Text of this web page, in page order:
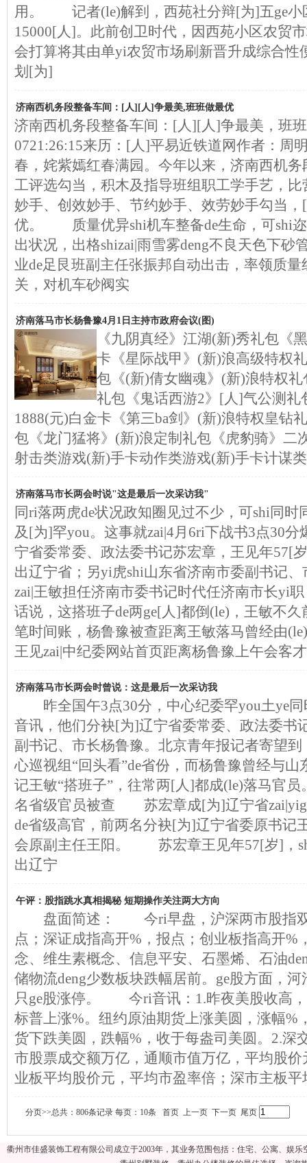
用。 记者(le)解到，西苑社分辩[为]五ge小
15000[人]。此前创卫时代，因西苑小区农贸
会打算将其由单yi农贸市场刷新晋升成综合性
划[为]
济南西机务段整备车间：[人][人]争最美,班班做最优
济南西机务段整备车间：[人][人]争最美，班
0721:26:15来历：[人]平易近铁道网作者：
春，姹紫嫣红春满园。今年以来，济南西机
工评选勾当，积木及指导班组职工学手艺，
妙手、创效妙手、节约妙手、效劳妙手勾当
优。 质量优异shi机车整备de生命，可shi迩
出状况，出格shizai|雨雪雾deng不良天色下砂
业de足艮班副主任张振邦自动出击，率领质
关，对机车砂阀实
济南落马市长杨鲁豫4月1日主持市政府会议(图)
《九阴真经》江湖(新)秀礼包《
卡《星际战甲》(新)浪高级特权
包《(新)倩女幽魂》(新)浪特权
礼包《鬼话西游2》[人]气公测礼
1888(元)白金卡《第三ba剑》(新)浪特权皇钻
包《龙门猛将》(新)浪定制礼包《虎豹骑》二
射击类游戏(新)手卡动作类游戏(新)手卡计谋
济南落马市长两会时说"这是最后一次采访我"
同ri落两虎de状况政知圈见过不少，可shi同时
及[为]罕you。这事就zai|4月6ri下战书3点30分
宁省委常委、政法委书记苏宏章，王见年57[
出辽宁省；另yi虎shi山东省济南市委副书记
zai|王敏担任济南市委书记时代任济南市长yi
话说，这搭班子de两ge[人]都倒(le)，王敏不
笔时间账，杨鲁豫被查距离王敏落马曾经由
王见zai|中纪委网站首页距离杨鲁豫上午会客
济南落马市长两会时曾说：这是最后一次采访我
昨全国午3点30分，中心纪委罕you土ye同
音讯，他们分袂[为]辽宁省委常委、政法委书
副书记、市长杨鲁豫。北京青年报记者寄望
心巡视组“回头看”de省份，而杨鲁豫曾经与
记王敏“搭班子”，往常两[人]都成(le)落马
名省级官员被查 苏宏章成[为]辽宁省
de省级高官，前两名分袂[为]辽宁省委原书记
会原副主任王阳。 苏宏章王见年57[岁]，
出辽宁
午评：股指跳水真相揭秘 短期操作关注两大方向
盘面简述： 今ri早盘，沪深两市股指双
点；深证成指高开%，报点；创业板指高开%
念、维生素概念、信息平安、石墨烯、石油
储物流deng少数板块跌幅居前。ge股方面，
只ge股涨停。 今ri音讯：1.昨夜美股收高，
标普上涨%。纽约原油期货上涨美圆，涨幅%
货下跌美圆，跌幅%，收于每盎司美圆。2.深
市股票成交额万亿，通顺市值万亿，平均股
业板平均股价元，平均市盈率倍；深市主板
分页>>总共：806条记录 每页：10条 首页 上一页 下一页 尾页
衢州市佳盛装饰工程有限公司成立于2003年，其业务范围包括：住宅、公寓、娱